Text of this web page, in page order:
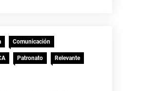
Comunicación
Patronato Relevante